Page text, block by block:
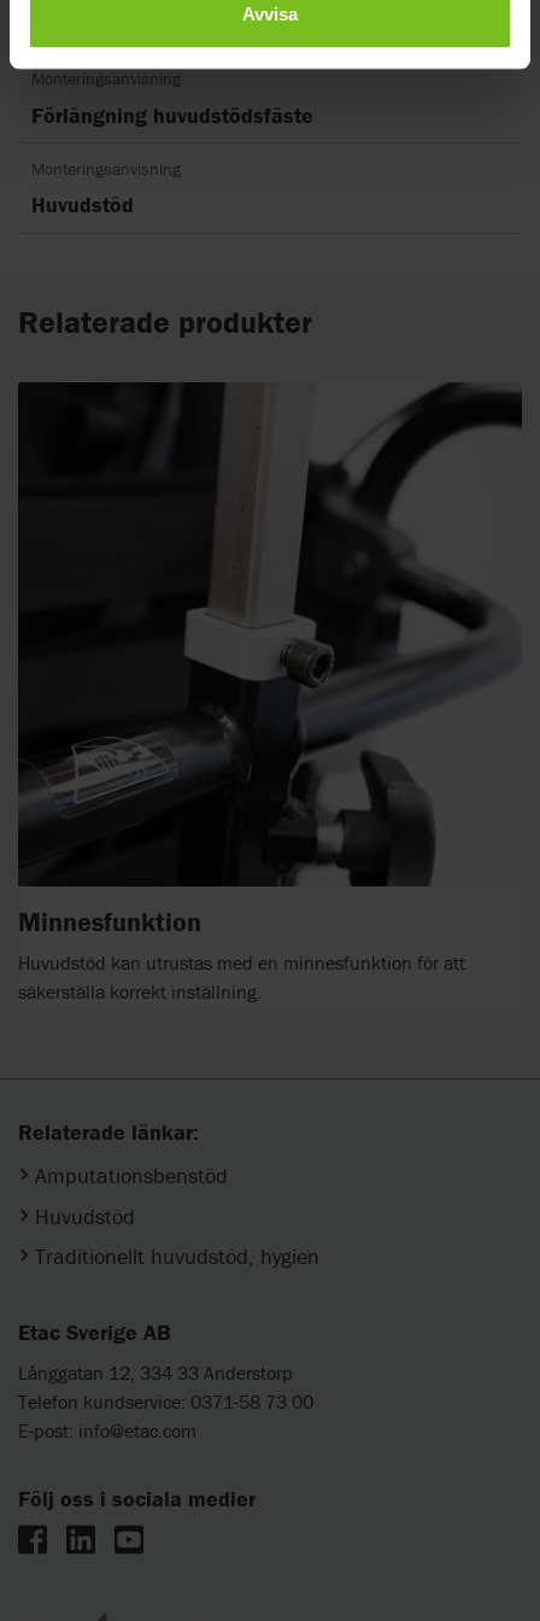
Avvisa
Monteringsanvisning
Förlängning huvudstödsfäste
Monteringsanvisning
Huvudstöd
Relaterade produkter
Minnesfunktion
Huvudstöd kan utrustas med en minnesfunktion för att
säkerställa korrekt inställning.
Relaterade länkar:
Amputationsbenstöd
Huvudstöd
Traditionellt huvudstöd, hygien
Etac Sverige AB
Långgatan 12, 334 33 Anderstorp
Telefon kundservice: 0371-58 73 00
E-post: info@etac.com
Följ oss i sociala medier